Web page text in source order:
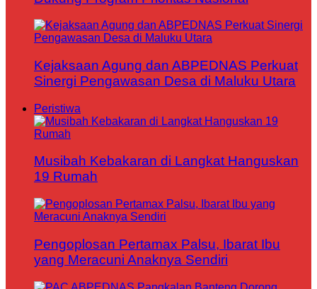
Kejaksaan Agung dan ABPEDNAS Perkuat
Sinergi Pengawasan Desa di Maluku Utara
Peristiwa
Musibah Kebakaran di Langkat Hanguskan
19 Rumah
Pengoplosan Pertamax Palsu, Ibarat Ibu
yang Meracuni Anaknya Sendiri